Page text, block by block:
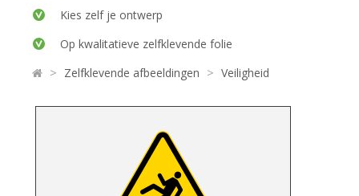
Kies zelf je ontwerp
Op kwalitatieve zelfklevende folie
> Zelfklevende afbeeldingen > Veiligheid